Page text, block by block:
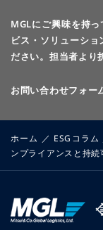
MGLにご興味を持
ビス・ソリューショ
ださい。 担当者より
お問い合わせフォー
ホーム ／ ESGコラム
ンプライアンスと持